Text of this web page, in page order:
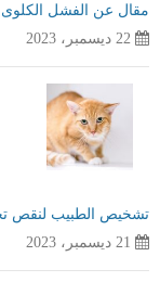
مقال عن الفشل
22 ديسمبر، 2023
تشخيص الطبيب لنقص
21 ديسمبر، 2023